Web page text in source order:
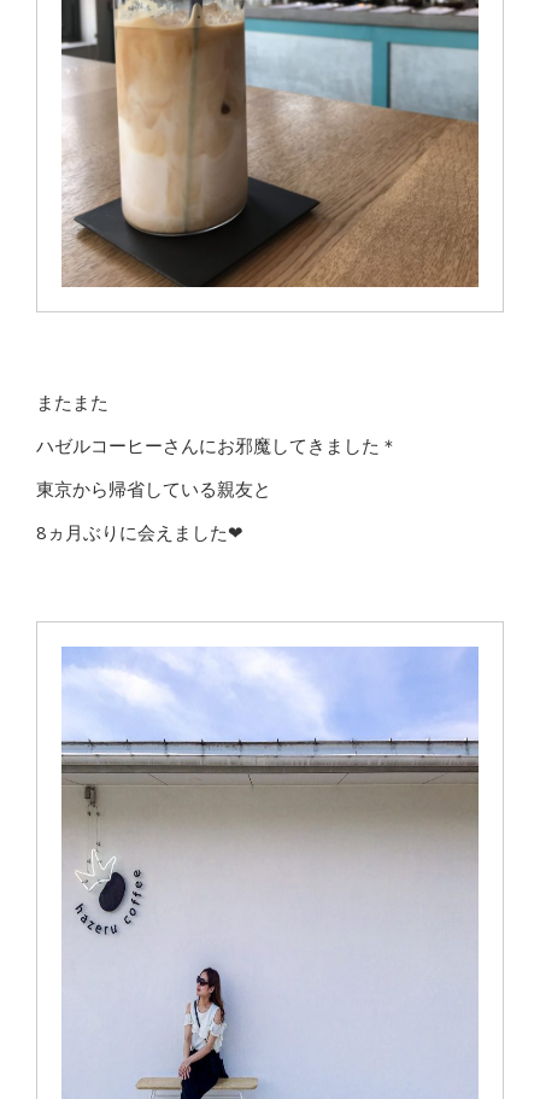
またまた
ハゼルコーヒーさんにお邪魔してきました＊
東京から帰省している親友と
8ヵ月ぶりに会えました❤